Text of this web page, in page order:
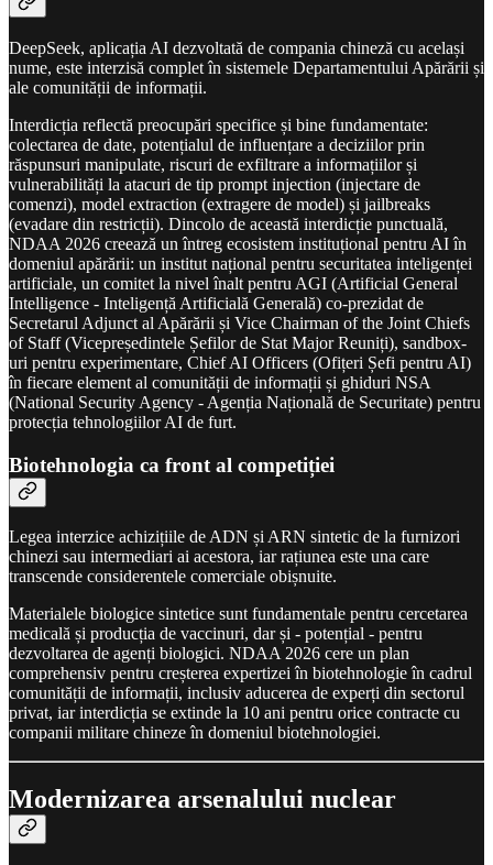
DeepSeek, aplicația AI dezvoltată de compania chineză cu același
nume, este interzisă complet în sistemele Departamentului Apărării și
ale comunității de informații.
Interdicția reflectă preocupări specifice și bine fundamentate:
colectarea de date, potențialul de influențare a deciziilor prin
răspunsuri manipulate, riscuri de exfiltrare a informațiilor și
vulnerabilități la atacuri de tip prompt injection (injectare de
comenzi), model extraction (extragere de model) și jailbreaks
(evadare din restricții). Dincolo de această interdicție punctuală,
NDAA 2026 creează un întreg ecosistem instituțional pentru AI în
domeniul apărării: un institut național pentru securitatea inteligenței
artificiale, un comitet la nivel înalt pentru AGI (Artificial General
Intelligence - Inteligență Artificială Generală) co-prezidat de
Secretarul Adjunct al Apărării și Vice Chairman of the Joint Chiefs
of Staff (Vicepreședintele Șefilor de Stat Major Reuniți), sandbox-
uri pentru experimentare, Chief AI Officers (Ofițeri Șefi pentru AI)
în fiecare element al comunității de informații și ghiduri NSA
(National Security Agency - Agenția Națională de Securitate) pentru
protecția tehnologiilor AI de furt.
Biotehnologia ca front al competiției
Legea interzice achizițiile de ADN și ARN sintetic de la furnizori
chinezi sau intermediari ai acestora, iar rațiunea este una care
transcende considerentele comerciale obișnuite.
Materialele biologice sintetice sunt fundamentale pentru cercetarea
medicală și producția de vaccinuri, dar și - potențial - pentru
dezvoltarea de agenți biologici. NDAA 2026 cere un plan
comprehensiv pentru creșterea expertizei în biotehnologie în cadrul
comunității de informații, inclusiv aducerea de experți din sectorul
privat, iar interdicția se extinde la 10 ani pentru orice contracte cu
companii militare chineze în domeniul biotehnologiei.
Modernizarea arsenalului nuclear